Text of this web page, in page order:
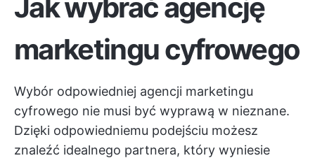
Jak wybrać agencję
marketingu cyfrowego
Wybór odpowiedniej agencji marketingu
cyfrowego nie musi być wyprawą w nieznane.
Dzięki odpowiedniemu podejściu możesz
znaleźć idealnego partnera, który wyniesie